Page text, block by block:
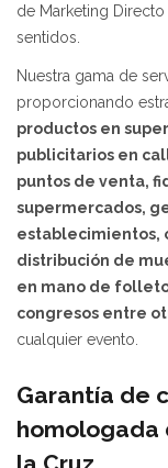
de Marketing
sentidos.
Nuestra gama de
proporcionando
productos en
publicitarios en
puntos de venta,
supermercados,
establecimientos,
distribución de
en mano de
congresos entre
cualquier evento.
Garantía de
homologada